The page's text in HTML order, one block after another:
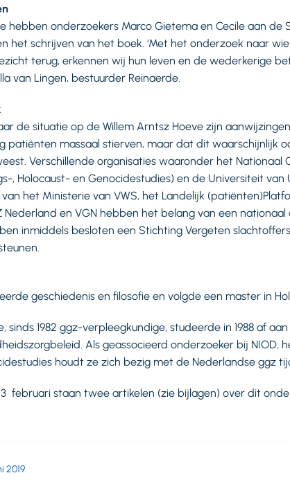
hebben onderzoekers Marco Gietema en Cecile aan de
het schrijven van het boek. ‘Met het onderzoek naar
terug, erkennen wij hun leven en de wederkerige
van Lingen, bestuurder Reinaerde.
de situatie op de Willem Arntsz Hoeve zijn
patiënten massaal stierven, maar dat dit waarschijnlijk
Verschillende organisaties waaronder het Nationaal
, Holocaust- en Genocidestudies) en de Universiteit
het Ministerie van VWS, het Landelijk
Nederland en VGN hebben het belang van een
inmiddels besloten een Stichting Vergeten
geschiedenis en filosofie en volgde een master in
sinds 1982 ggz-verpleegkundige, studeerde in 1988 af
Als geassocieerd onderzoeker bij NIOD,
houdt ze zich bezig met de Nederlandse ggz
februari staan twee artikelen (zie bijlagen) over dit
2019